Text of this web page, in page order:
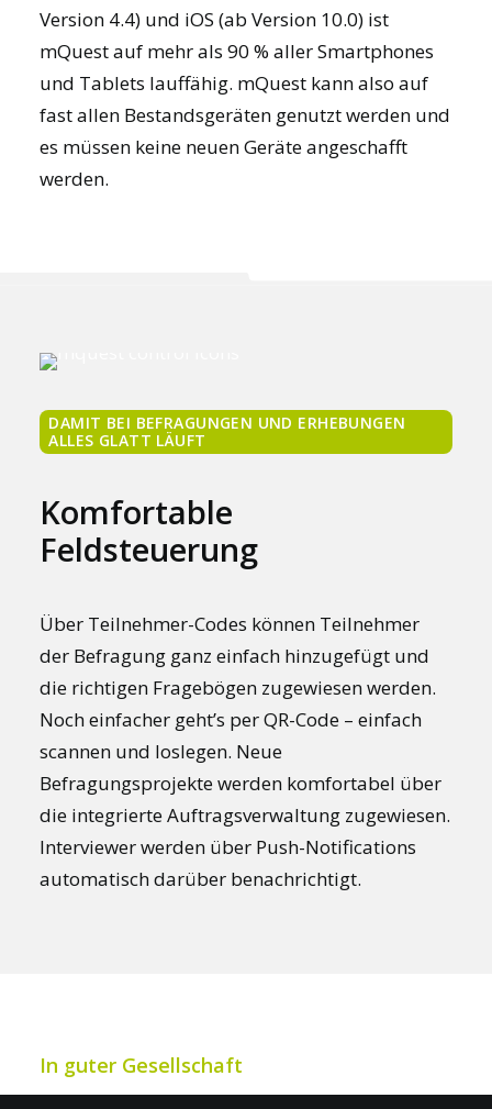
Version 4.4) und iOS (ab Version 10.0) ist
mQuest auf mehr als 90 % aller Smartphones
und Tablets lauffähig. mQuest kann also auf
fast allen Bestandsgeräten genutzt werden und
es müssen keine neuen Geräte angeschafft
werden.
DAMIT BEI BEFRAGUNGEN UND ERHEBUNGEN
ALLES GLATT LÄUFT
Komfortable
Feldsteuerung
Über Teilnehmer-Codes können Teilnehmer
der Befragung ganz einfach hinzugefügt und
die richtigen Fragebögen zugewiesen werden.
Noch einfacher geht’s per QR-Code – einfach
scannen und loslegen. Neue
Befragungsprojekte werden komfortabel über
die integrierte Auftragsverwaltung zugewiesen.
Interviewer werden über Push-Notifications
automatisch darüber benachrichtigt.
In guter Gesellschaft